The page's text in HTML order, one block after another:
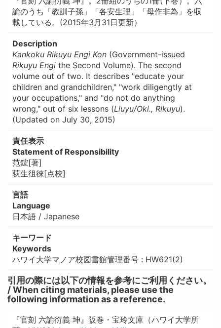
諭のうち「教訓子孫」「各安生理」「母作非為」を収
載している。(2015年3月31日更新）
Description
Kankoku Rikuyu Engi Kon(Government-issued
Rikuyu Engithe Second Volume). The second
volume out of two. It describes "educate your
children and grandchildren," "work diligengtly at
your occupations," and "do not do anything
wrong," out of six lessons (Liuyu/Oki., Rikuyu).
(Updated on July 30, 2015)
責任表示
Statement of Responsibility
范鋐[著]
荻生徂徠[点校]
言語
Language
日本語 / Japanese
キーワード
Keywords
ハワイ大学マノア校図書館管理番号 : HW621(2)
引用の際には以下の情報を参考にご利用ください。
/ When citing materials, please use the
following information as a reference.
『官刻 六諭衍義 坤』阪巻・宝玲文庫（ハワイ大学所